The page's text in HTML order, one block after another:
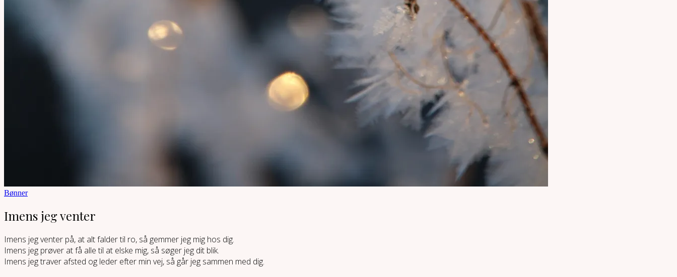
Bønner
Imens jeg venter
Imens jeg venter på, at alt falder til ro, så gemmer jeg mig hos dig.
Imens jeg prøver at få alle til at elske mig, så søger jeg dit blik.
Imens jeg traver afsted og leder efter min vej, så går jeg sammen med dig.